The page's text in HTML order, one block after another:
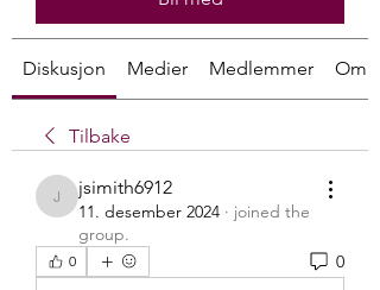
Diskusjon Medier Medlemmer Om
Tilbake
jsimith6912
jsimith6912
11. desember 2024 · joined the
group.
0 0